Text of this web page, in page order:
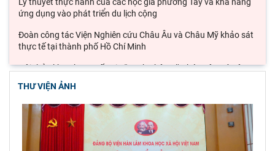
ứng dụng vào phát triển du lịch cộng
Đoàn công tác Viện Nghiên cứu Châu Âu và Châu Mỹ khảo sát
thực tế tại thành phố Hồ Chí Minh
Hội thảo khoa học quốc gia “Danh nhân văn hóa Lê Quý Đôn -
Di sản và giá trị thời đại”
nghiên cứu, học tập, quán triệt và triển
Hội thảo quốc tế "Không gian phát triển Việt Nam trong kỷ
nguyên mới: Định hướng chiến lược và lựa
THƯ VIỆN ẢNH